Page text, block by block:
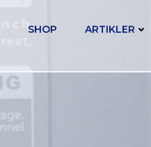
SHOP ARTIKLER